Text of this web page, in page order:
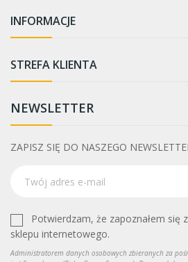
INFORMACJE
STREFA KLIENTA
NEWSLETTER
ZAPISZ SIĘ DO NASZEGO
Potwierdzam, że zapoznałem się z
sklepu internetowego.
Administratorem danych osobowych zbieranych za